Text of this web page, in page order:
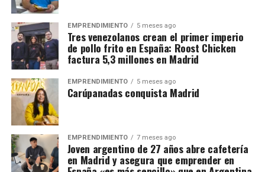
EMPRENDIMIENTO 5 meses ago
Tres venezolanos crean el primer imperio
de pollo frito en España: Roost Chicken
factura 5,3 millones en Madrid
EMPRENDIMIENTO 5 meses ago
Carúpanadas conquista Madrid
EMPRENDIMIENTO 7 meses ago
Joven argentino de 27 años abre cafetería
en Madrid y asegura que emprender en